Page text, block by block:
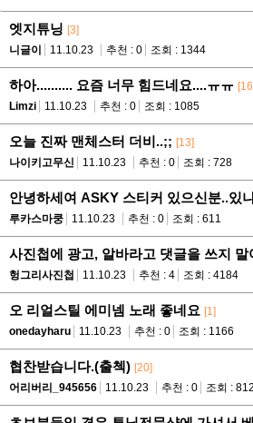
엣지튜닝 [3]
니글이
11.10.23 추천 : 0 조회 : 1344
하아.......... 요즘 너무 힘드네요....ㅠㅠ
Limzi
11.10.23 추천 : 0 조회 : 1085
오늘 진짜 맨체스터 더비..;; [13]
나이키고무신
11.10.23 추천 : 0 조회 : 728
안녕하세여 ASKY 스티커 있으신분..있
루카스마쿵
11.10.23 추천 : 0 조회 : 611
사진첩에 광고, 알바라고 댓글을 쓰지 말
헝그리사진첩
11.10.23 추천 : 4 조회 : 4184
오 리얼스틸 에미넴 노래 좋네요 [1]
onedayharu
11.10.23 추천 : 0 조회 : 1166
협찬받습니다.(출첵) [20]
어리버리_945656
11.10.23 추천 : 0 조회 : 812